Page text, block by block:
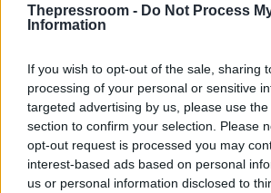
Thepressroom - Do Not Process
Information
If you wish to opt-out of the sale, sharing
processing of your personal or sensitive
targeted advertising by us, please use
section to confirm your selection. Please
opt-out request is processed you may
interest-based ads based on personal
us or personal information disclosed to
Την ίδια στιγμή, το διπλωματικό
παρουσιάζει έντονη
Κιέβου, καθώς ο Βολοντίμιρ
πως είχε μια ιδιαίτερα
επαφή με τους δύο Αμερικανούς
διαπραγματευτές.